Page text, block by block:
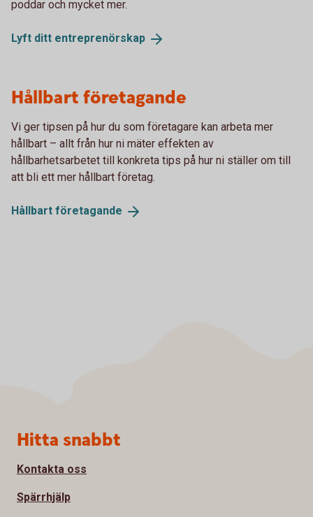
poddar och mycket mer.
Lyft ditt entreprenörskap
Hållbart företagande
Vi ger tipsen på hur du som företagare kan arbeta mer
hållbart – allt från hur ni mäter effekten av
hållbarhetsarbetet till konkreta tips på hur ni ställer om till
att bli ett mer hållbart företag.
Hållbart företagande
Sidfot
Hitta snabbt
Kontakta oss
Spärrhjälp